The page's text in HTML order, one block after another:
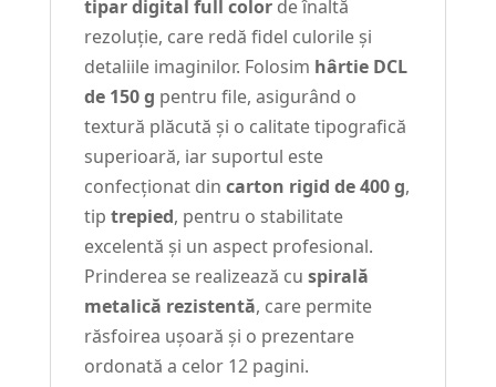
tipar digital full colorde înaltă
rezoluție, care redă fidel culorile și
detaliile imaginilor. Folosim hârtie DCL
de 150 g pentru file, asigurând o
textură plăcută și o calitate tipografică
superioară, iar suportul este
confecționat din carton rigid de 400 g,
tip trepied, pentru o stabilitate
excelentă și un aspect profesional.
Prinderea se realizează cu spirală
metalică rezistentă, care permite
răsfoirea ușoară și o prezentare
ordonată a celor 12 pagini.